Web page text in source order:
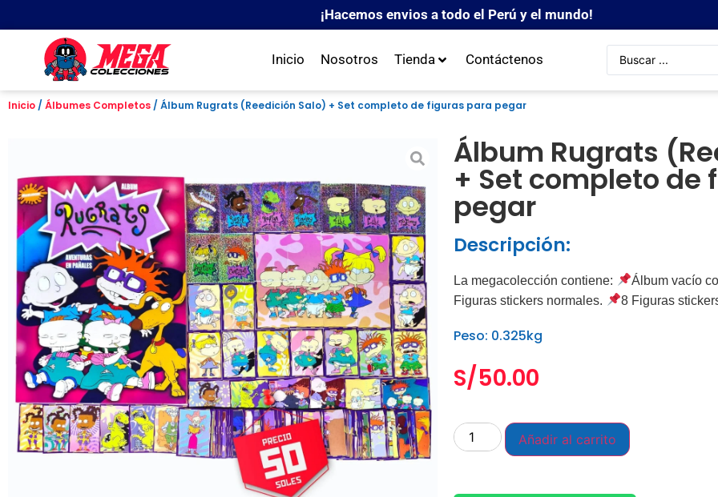
¡Hacemos envios a todo el Perú y el mundo!
Inicio Nosotros Tienda Contáctenos
Inicio / Álbumes Completos / Álbum Rugrats (Reedición Salo) + Set completo de figuras para pegar
Álbum Rugrats
+ Set completo de
pegar
Descripción:
La megacolección contiene: Álbum vacío
Figuras stickers normales.
8 Figuras
Peso: 0.325kg
S/50.00
Añadir al carrito